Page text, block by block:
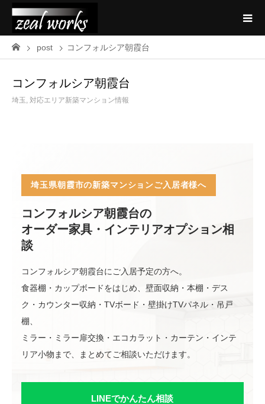
post コンフォルシア朝霞台
コンフォルシア朝霞台
埼玉 , 対応エリア新築マンション情報
埼玉県朝霞市の新築マンションご入居者様へ
コンフォルシア朝霞台の
オーダー家具・インテリアオプション相
談
コンフォルシア朝霞台にご入居予定の方へ。
食器棚・カップボードをはじめ、壁面収納・本棚・デス
ク・カウンター収納・TVボード・壁掛けTVパネル・吊戸
棚、
ミラー・ミラー扉交換・エコカラット・カーテン・インテ
リア小物まで、まとめてご相談いただけます。
LINEでかんたん相談